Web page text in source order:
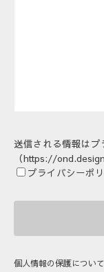
送信される情報は
（https://
プライバシーポ
個人情報の保護について